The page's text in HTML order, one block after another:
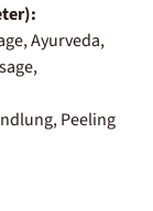
Ayurveda,
Peeling